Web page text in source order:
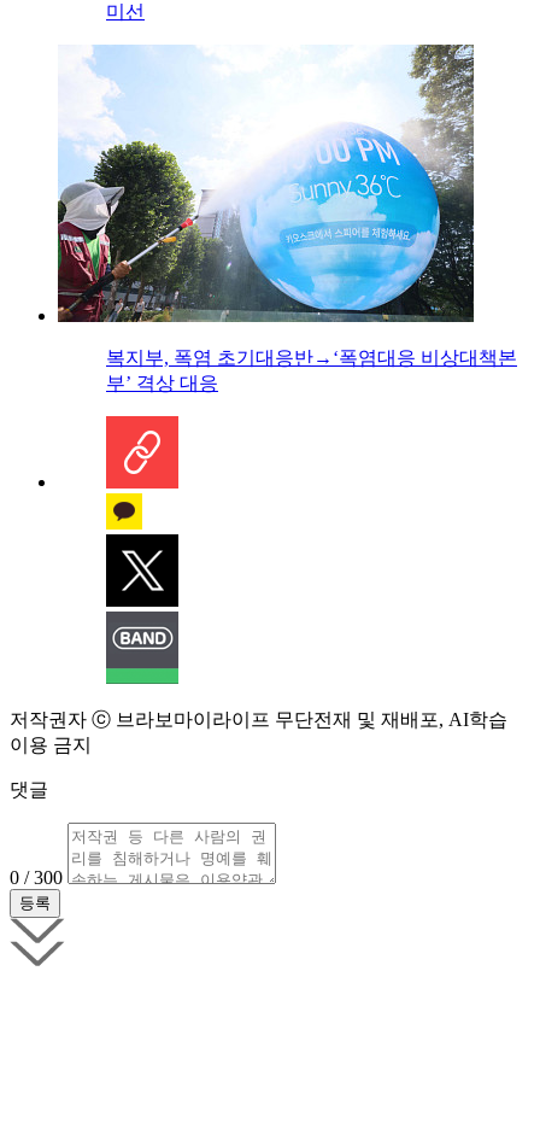
미선
복지부, 폭염 초기대응반→‘폭염대응 비상대책본
부’ 격상 대응
저작권자 ⓒ 브라보마이라이프 무단전재 및 재배포, AI학습
이용 금지
댓글
0 / 300